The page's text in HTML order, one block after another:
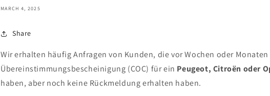
MARCH 4, 2025
Share
Wir erhalten häufig Anfragen von Kunden, die vor Wochen oder Monaten
Übereinstimmungsbescheinigung (COC) für ein Peugeot, Citroën oder
haben, aber noch keine Rückmeldung erhalten haben.